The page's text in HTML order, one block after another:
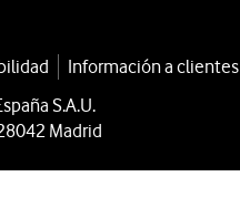
Información a clientes
S.A.U.
Madrid